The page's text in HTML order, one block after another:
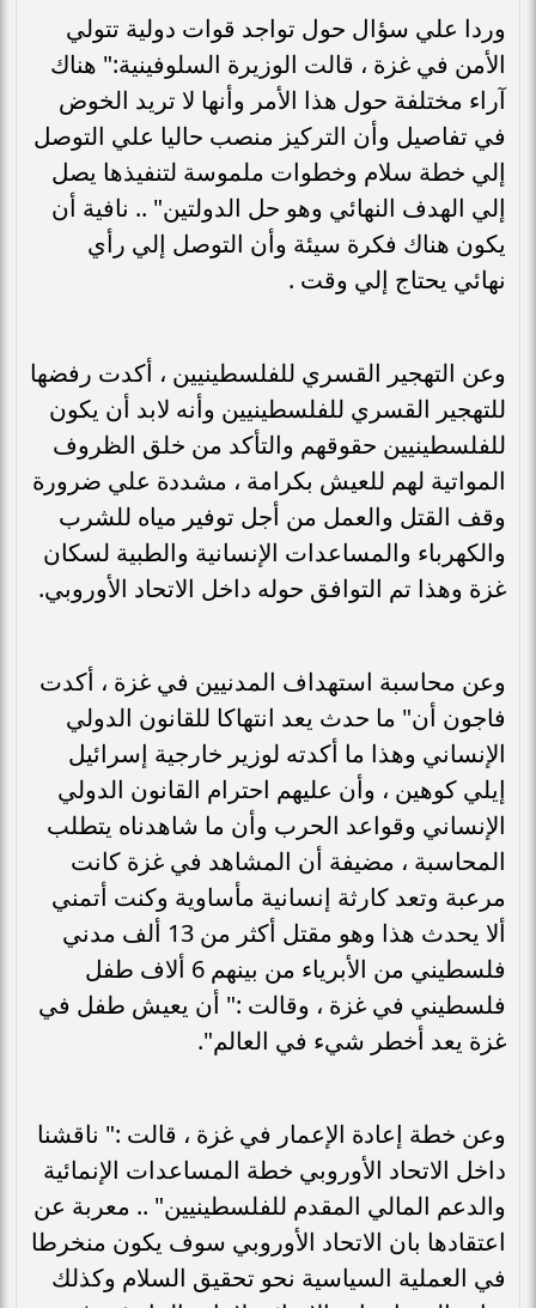
وردا علي سؤال حول تواجد قوات دولية تتولي
الأمن في غزة ، قالت الوزيرة السلوفينية:" هناك
آراء مختلفة حول هذا الأمر وأنها لا تريد الخوض
في تفاصيل وأن التركيز منصب حاليا علي التوصل
إلي خطة سلام وخطوات ملموسة لتنفيذها يصل
إلي الهدف النهائي وهو حل الدولتين" .. نافية أن
يكون هناك فكرة سيئة وأن التوصل إلي رأي
نهائي يحتاج إلي وقت .
وعن التهجير القسري للفلسطينيين ، أكدت رفضها
للتهجير القسري للفلسطينيين وأنه لابد أن يكون
للفلسطينيين حقوقهم والتأكد من خلق الظروف
المواتية لهم للعيش بكرامة ، مشددة علي ضرورة
وقف القتل والعمل من أجل توفير مياه للشرب
والكهرباء والمساعدات الإنسانية والطبية لسكان
غزة وهذا تم التوافق حوله داخل الاتحاد الأوروبي.
وعن محاسبة استهداف المدنيين في غزة ، أكدت
فاجون أن" ما حدث يعد انتهاكا للقانون الدولي
الإنساني وهذا ما أكدته لوزير خارجية إسرائيل
إيلي كوهين ، وأن عليهم احترام القانون الدولي
الإنساني وقواعد الحرب وأن ما شاهدناه يتطلب
المحاسبة ، مضيفة أن المشاهد في غزة كانت
مرعبة وتعد كارثة إنسانية مأساوية وكنت أتمني
ألا يحدث هذا وهو مقتل أكثر من 13 ألف مدني
فلسطيني من الأبرياء من بينهم 6 ألاف طفل
فلسطيني في غزة ، وقالت :" أن يعيش طفل في
غزة يعد أخطر شيء في العالم".
وعن خطة إعادة الإعمار في غزة ، قالت :" ناقشنا
داخل الاتحاد الأوروبي خطة المساعدات الإنمائية
والدعم المالي المقدم للفلسطينيين" .. معربة عن
اعتقادها بان الاتحاد الأوروبي سوف يكون منخرطا
في العملية السياسية نحو تحقيق السلام وكذلك